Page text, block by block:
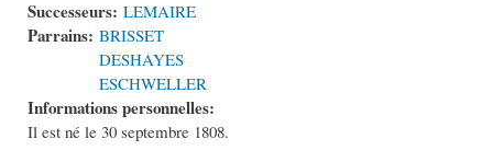
Successeurs: LEMAIRE
Parrains: BRISSET
DESHAYES
ESCHWELLER
Informations personnelles:
Il est né le 30 septembre 1808.